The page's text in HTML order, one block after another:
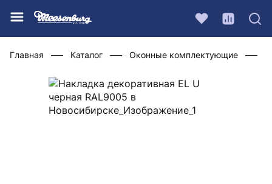
Главная Каталог Оконные комплектующие